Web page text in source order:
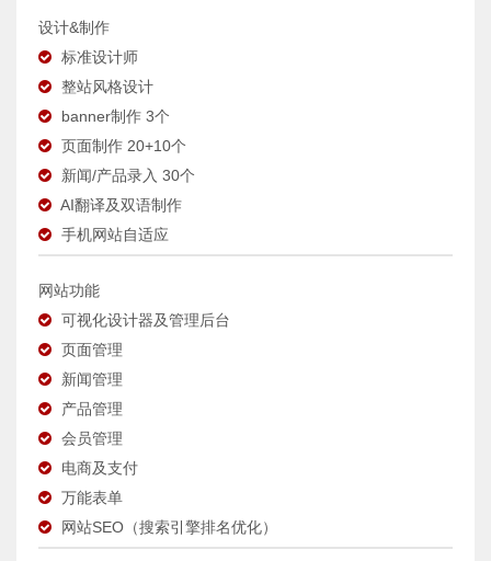
设计&制作
标准设计师
整站风格设计
banner制作 3个
页面制作 20+10个
新闻/产品录入 30个
AI翻译及双语制作
手机网站自适应
网站功能
可视化设计器及管理后台
页面管理
新闻管理
产品管理
会员管理
电商及支付
万能表单
网站SEO（搜索引擎排名优化）